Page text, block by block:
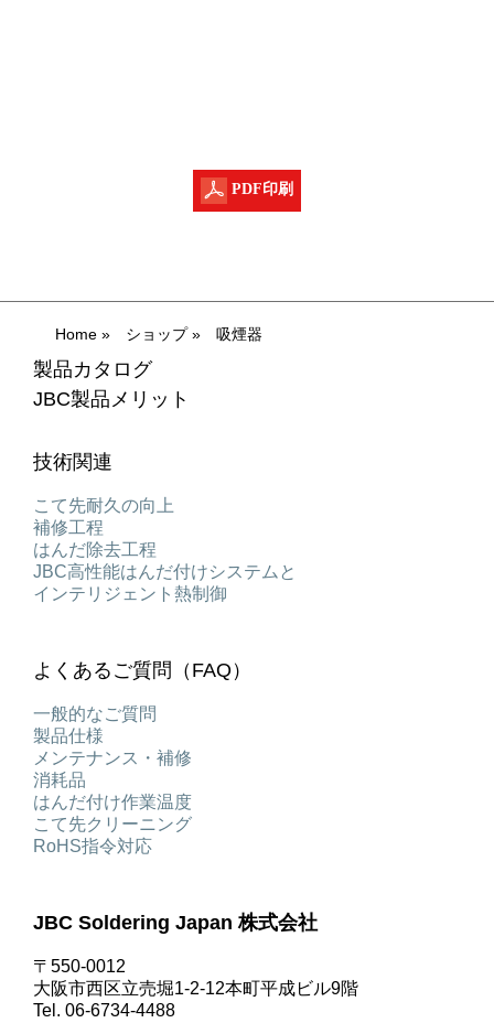
PDF印刷
Home» ショップ» 吸煙器
製品カタログ
JBC製品メリット
技術関連
こて先耐久の向上
補修工程
はんだ除去工程
JBC高性能はんだ付けシステムと
インテリジェント熱制御
よくあるご質問（FAQ）
一般的なご質問
製品仕様
メンテナンス・補修
消耗品
はんだ付け作業温度
こて先クリーニング
RoHS指令対応
JBC Soldering Japan 株式会社
〒550-0012
大阪市西区立売堀1-2-12本町平成ビル9階
Tel. 06-6734-4488